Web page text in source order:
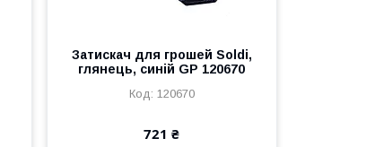
Затискач для грошей Soldi,
глянець, синій GP 120670
120670
721 ₴